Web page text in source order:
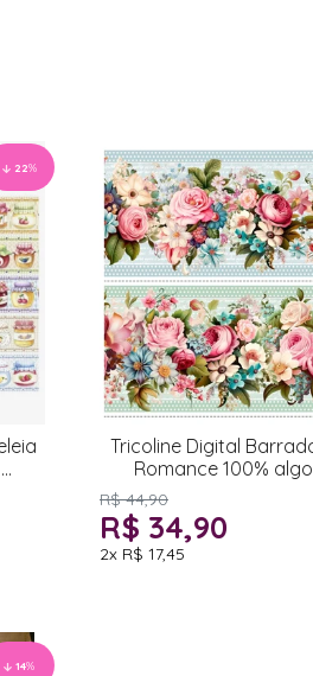
22%
Tricoline Digital
Romance 100%
R$ 44,90
R$ 34,90
2x R$ 17,45
14%